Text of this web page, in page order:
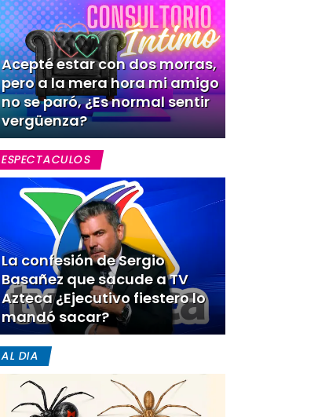
Acepté estar con dos morras,
pero a la mera hora mi amigo
no se paró, ¿Es normal sentir
vergüenza?
ESPECTACULOS
La confesión de Sergio
Basañez que sacude a TV
Azteca ¿Ejecutivo fiestero lo
mandó sacar?
AL DIA